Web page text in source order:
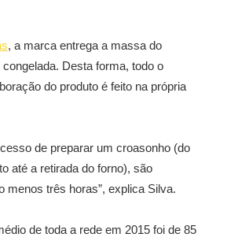
, a marca entrega a massa do
Desta forma, todo o
do produto é feito na própria
de preparar um croasonho (do
até a retirada do forno), são
menos três horas”, explica Silva.
de toda a rede em 2015 foi de 85